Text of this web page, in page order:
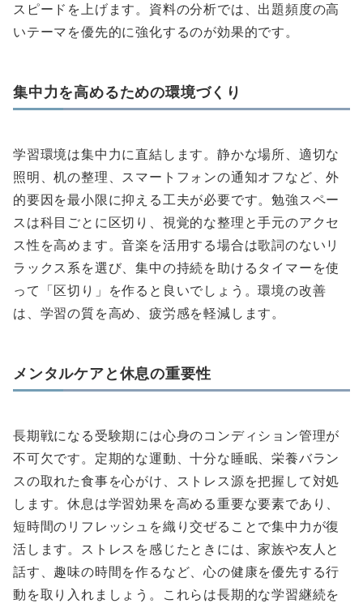
スピードを上げます。資料の分析では、出題頻度の高
いテーマを優先的に強化するのが効果的です。
集中力を高めるための環境づくり
学習環境は集中力に直結します。静かな場所、適切な
照明、机の整理、スマートフォンの通知オフなど、外
的要因を最小限に抑える工夫が必要です。勉強スペー
スは科目ごとに区切り、視覚的な整理と手元のアクセ
ス性を高めます。音楽を活用する場合は歌詞のないリ
ラックス系を選び、集中の持続を助けるタイマーを使
って「区切り」を作ると良いでしょう。環境の改善
は、学習の質を高め、疲労感を軽減します。
メンタルケアと休息の重要性
長期戦になる受験期には心身のコンディション管理が
不可欠です。定期的な運動、十分な睡眠、栄養バラン
スの取れた食事を心がけ、ストレス源を把握して対処
します。休息は学習効果を高める重要な要素であり、
短時間のリフレッシュを織り交ぜることで集中力が復
活します。ストレスを感じたときには、家族や友人と
話す、趣味の時間を作るなど、心の健康を優先する行
動を取り入れましょう。これらは長期的な学習継続を